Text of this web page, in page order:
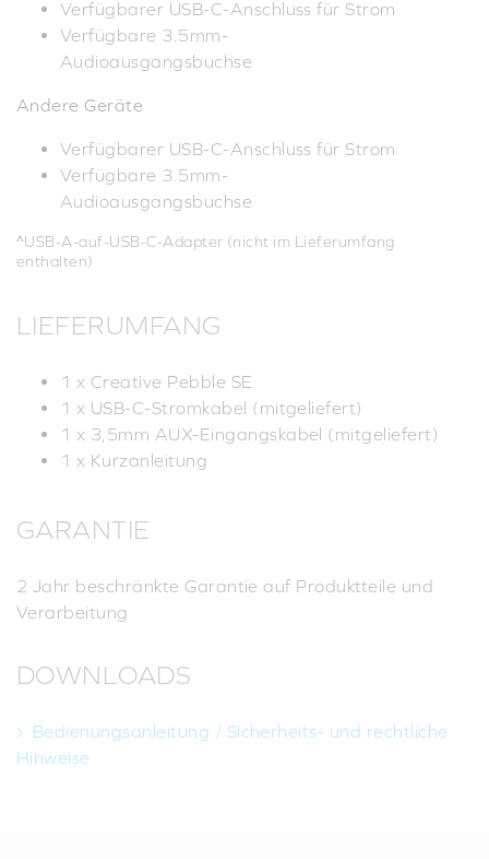
Verfügbarer USB-C-Anschluss für Strom
Verfügbare 3.5mm-
Audioausgangsbuchse
Andere Geräte
Verfügbarer USB-C-Anschluss für Strom
Verfügbare 3.5mm-
Audioausgangsbuchse
^USB-A-auf-USB-C-Adapter (nicht im Lieferumfang
enthalten)
LIEFERUMFANG
1 x Creative Pebble SE
1 x USB-C-Stromkabel (mitgeliefert)
1 x 3,5mm AUX-Eingangskabel (mitgeliefert)
1 x Kurzanleitung
GARANTIE
2 Jahr beschränkte Garantie auf Produktteile und
Verarbeitung
DOWNLOADS
Bedienungsanleitung / Sicherheits- und rechtliche
Hinweise